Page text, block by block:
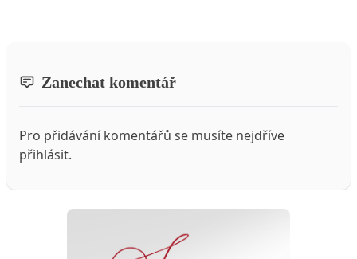
Zanechat komentář
Pro přidávání komentářů se musíte nejdříve
přihlásit.